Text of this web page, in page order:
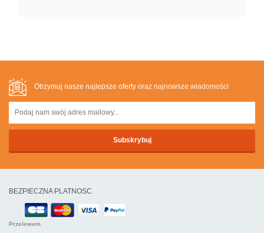
Otrzymuj nasze najlepsze oferty oraz najnowsze wiadomości
BEZPIECZNA PLATNOSC
Przelewem